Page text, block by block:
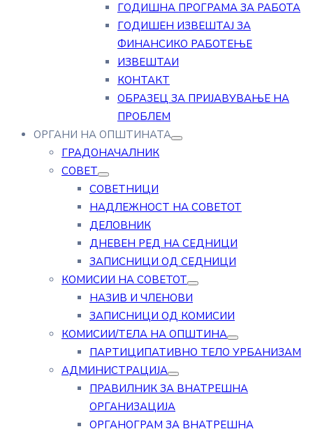
ГОДИШНА ПРОГРАМА ЗА РАБОТА
ГОДИШЕН ИЗВЕШТАЈ ЗА
ФИНАНСИКО РАБОТЕЊЕ
ИЗВЕШТАИ
КОНТАКТ
ОБРАЗЕЦ ЗА ПРИЈАВУВАЊЕ НА
ПРОБЛЕМ
ОРГАНИ НА ОПШТИНАТА
ГРАДОНАЧАЛНИК
СОВЕТ
СОВЕТНИЦИ
НАДЛЕЖНОСТ НА СОВЕТОТ
ДЕЛОВНИК
ДНЕВЕН РЕД НА СЕДНИЦИ
ЗАПИСНИЦИ ОД СЕДНИЦИ
КОМИСИИ НА СОВЕТОТ
НАЗИВ И ЧЛЕНОВИ
ЗАПИСНИЦИ ОД КОМИСИИ
КОМИСИИ/ТЕЛА НА ОПШТИНА
ПАРТИЦИПАТИВНО ТЕЛО УРБАНИЗАМ
АДМИНИСТРАЦИЈА
ПРАВИЛНИК ЗА ВНАТРЕШНА
ОРГАНИЗАЦИЈА
ОРГАНОГРАМ ЗА ВНАТРЕШНА